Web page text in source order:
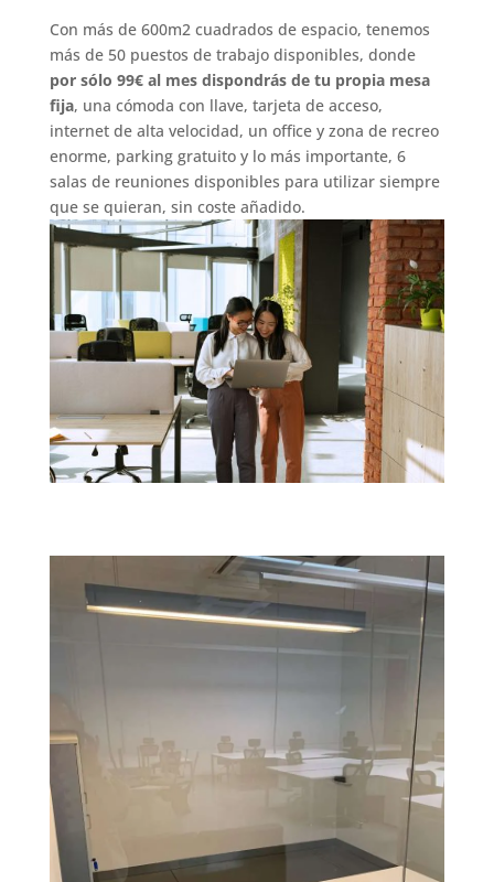
Con más de 600m2 cuadrados de espacio, tenemos
más de 50 puestos de trabajo disponibles, donde
por sólo 99€ al mes dispondrás de tu propia mesa
fija, una cómoda con llave, tarjeta de acceso,
internet de alta velocidad, un office y zona de recreo
enorme, parking gratuito y lo más importante, 6
salas de reuniones disponibles para utilizar siempre
que se quieran, sin coste añadido.